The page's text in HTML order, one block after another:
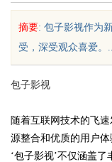
摘要: 包子影视作为
受，深受观众喜爱。
包子影视
随着互联网技术的飞
源整合和优质的用户
‘包子影视’不仅涵盖
代生物科技创新发